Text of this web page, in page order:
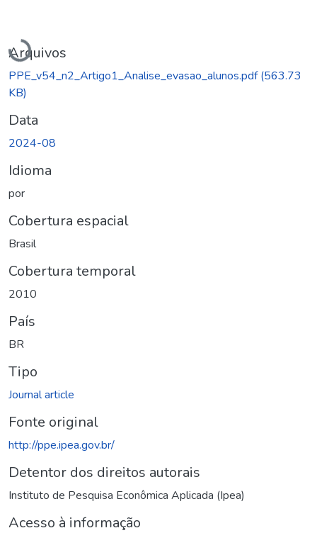
Carregando...
Arquivos
PPE_v54_n2_Artigo1_Analise_evasao_alunos.pdf(563.73
KB)
Data
2024-08
Idioma
por
Cobertura espacial
Brasil
Cobertura temporal
2010
País
BR
Tipo
Journal article
Fonte original
http://ppe.ipea.gov.br/
Detentor dos direitos autorais
Instituto de Pesquisa Econômica Aplicada (Ipea)
Acesso à informação